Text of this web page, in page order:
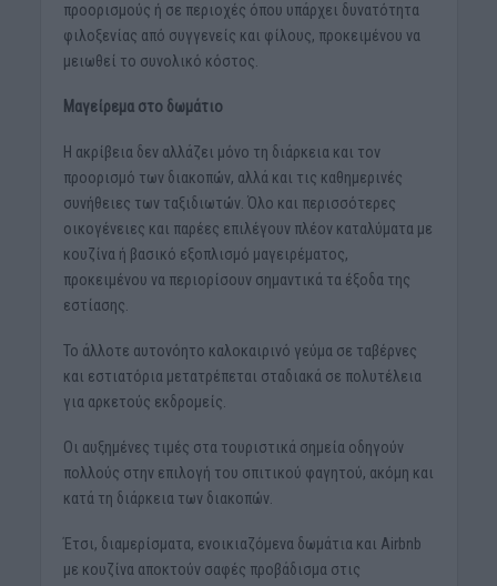
προορισμούς ή σε περιοχές όπου υπάρχει δυνατότητα
φιλοξενίας από συγγενείς και φίλους, προκειμένου να
μειωθεί το συνολικό κόστος.
Μαγείρεμα στο δωμάτιο
Η ακρίβεια δεν αλλάζει μόνο τη διάρκεια και τον
προορισμό των διακοπών, αλλά και τις καθημερινές
συνήθειες των ταξιδιωτών. Όλο και περισσότερες
οικογένειες και παρέες επιλέγουν πλέον καταλύματα με
κουζίνα ή βασικό εξοπλισμό μαγειρέματος,
προκειμένου να περιορίσουν σημαντικά τα έξοδα της
εστίασης.
Το άλλοτε αυτονόητο καλοκαιρινό γεύμα σε ταβέρνες
και εστιατόρια μετατρέπεται σταδιακά σε πολυτέλεια
για αρκετούς εκδρομείς.
Οι αυξημένες τιμές στα τουριστικά σημεία οδηγούν
πολλούς στην επιλογή του σπιτικού φαγητού, ακόμη και
κατά τη διάρκεια των διακοπών.
Έτσι, διαμερίσματα, ενοικιαζόμενα δωμάτια και Airbnb
με κουζίνα αποκτούν σαφές προβάδισμα στις